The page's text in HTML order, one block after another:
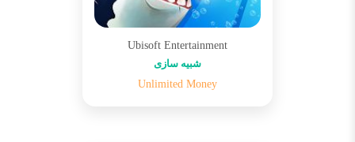
Ubisoft Entertainment
شبیه سازی
Unlimited Money